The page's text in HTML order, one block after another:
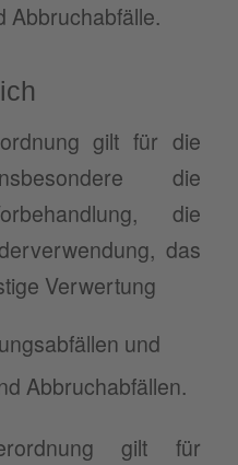
Abbruchabfälle.
gilt für die
die
die
das
Verwertung
und
Abbruchabfällen.
gilt für